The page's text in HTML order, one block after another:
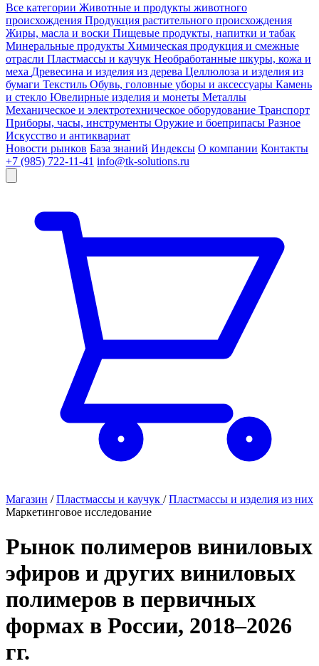
Все категории Животные и продукты животного
происхождения Продукция растительного происхождения
Жиры, масла и воски Пищевые продукты, напитки и табак
Минеральные продукты Химическая продукция и смежные
отрасли Пластмассы и каучук Необработанные шкуры, кожа и
меха Древесина и изделия из дерева Целлюлоза и изделия из
бумаги Текстиль Обувь, головные уборы и аксессуары Камень
и стекло Ювелирные изделия и монеты Металлы
Механическое и электротехническое оборудование Транспорт
Приборы, часы, инструменты Оружие и боеприпасы Разное
Искусство и антиквариат
Новости рынков База знаний Индексы О компании Контакты
+7 (985) 722-11-41 info@tk-solutions.ru
Магазин / Пластмассы и каучук / Пластмассы и изделия из них
Маркетинговое исследование
Рынок полимеров виниловых
эфиров и других виниловых
полимеров в первичных
формах в России, 2018–2026
гг.